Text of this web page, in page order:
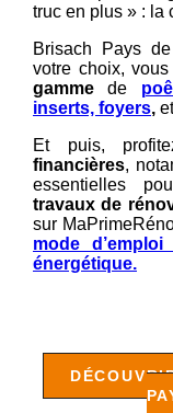
truc en plus » : la
Brisach Pays
votre choix, vous
gamme de
inserts, foyers,
Et puis,
financières,
essentielles
travaux de
sur
mode
énergétique.